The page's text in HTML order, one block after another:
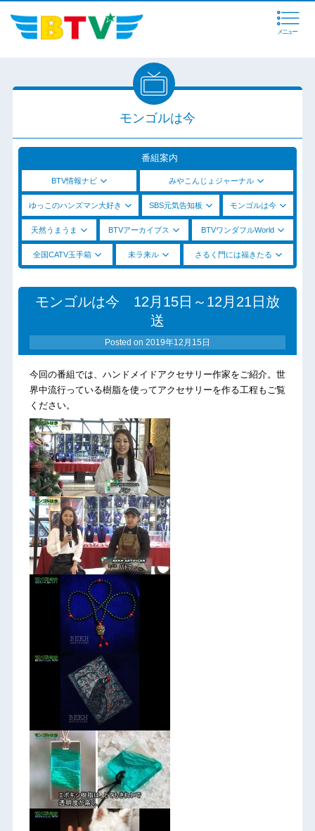
メニュー
モンゴルは今
番組案内
BTV情報ナビ みやこんじょジャーナル
ゆっこのハンズマン大好き SBS元気告知板 モンゴルは今
天然うまうま BTVアーカイブス BTVワンダフルWorld
全国CATV玉手箱 未ラ来ル さるく門には福きたる
モンゴルは今 12月15日～12月21日放
送
Posted on 2019年12月15日
今回の番組では、ハンドメイドアクセサリー作家をご紹介。世
界中流行っている樹脂を使ってアクセサリーを作る工程もご覧
ください。